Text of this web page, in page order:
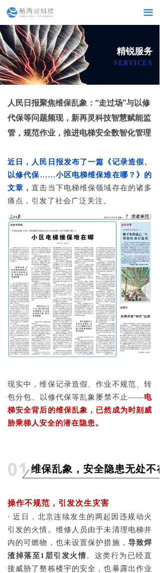
끀
人民日报聚焦维保乱象：“走过场”与以修
代保等问题频现，新再灵科技智慧赋能监
管，规范作业，推进电梯安全数智化管理
近日，人民日报发布了一篇《记录造假、
以修代保……小区电梯维保难在哪？》的
文章，直击当下电梯维保领域存在的诸多
痛点，引发了社会广泛关注。
现实中，维保记录造假、作业不规范、转
包分包、以修代保等乱象屡禁不止——电
梯安全背后的维保乱象，已然成为时刻威
胁乘梯人安全的潜在隐患。
01 维保乱象，安全隐患无处不在
操作不规范，引发次生灾害
· 近日，北京连续发生的两起因违规动火
引发的火情。维修人员由于未清理电梯井
内的可燃物，也未设置保护措施， 导致焊
渣掉落至1层引发火情。这类行为已经直
接威胁了整栋楼宇的安全，也暴露出作业
精锐服务
SERVICES